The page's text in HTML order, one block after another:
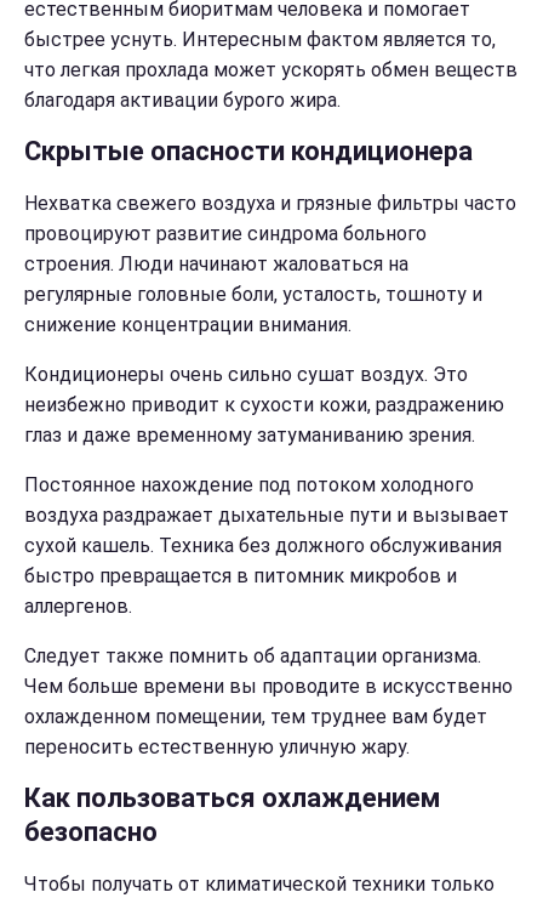
естественным биоритмам человека и помогает
быстрее уснуть. Интересным фактом является то,
что легкая прохлада может ускорять обмен веществ
благодаря активации бурого жира.
Скрытые опасности кондиционера
Нехватка свежего воздуха и грязные фильтры часто
провоцируют развитие синдрома больного
строения. Люди начинают жаловаться на
регулярные головные боли, усталость, тошноту и
снижение концентрации внимания.
Кондиционеры очень сильно сушат воздух. Это
неизбежно приводит к сухости кожи, раздражению
глаз и даже временному затуманиванию зрения.
Постоянное нахождение под потоком холодного
воздуха раздражает дыхательные пути и вызывает
сухой кашель. Техника без должного обслуживания
быстро превращается в питомник микробов и
аллергенов.
Следует также помнить об адаптации организма.
Чем больше времени вы проводите в искусственно
охлажденном помещении, тем труднее вам будет
переносить естественную уличную жару.
Как пользоваться охлаждением
безопасно
Чтобы получать от климатической техники только